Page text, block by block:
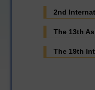
2nd
The 13th
The 19th